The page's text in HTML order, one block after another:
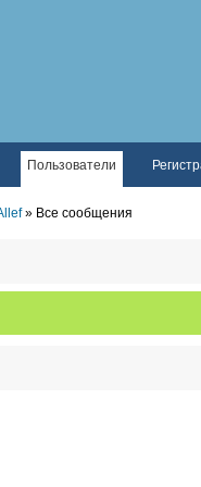
Пользователи
» Все сообщения